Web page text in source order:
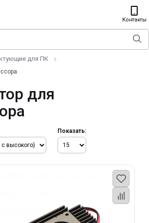
Контакты
для ПК
для
Показать: